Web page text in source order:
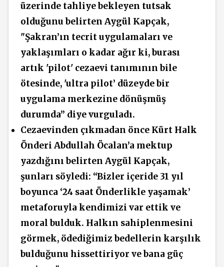
üzerinde tahliye bekleyen tutsak
olduğunu belirten Aygül Kapçak,
"Şakran’ın tecrit uygulamaları ve
yaklaşımları o kadar ağır ki,burası
artık 'pilot' cezaevi tanımının bile
ötesinde, 'ultra pilot’ düzeyde bir
uygulama merkezine dönüşmüş
durumda” diye vurguladı.
Cezaevinden çıkmadan önce Kürt Halk
Önderi Abdullah Öcalan’a mektup
yazdığını belirten Aygül Kapçak,
şunları söyledi: “Bizler içeride 31 yıl
boyunca ‘24 saat Önderlikle yaşamak’
metaforuyla kendimizi var ettik ve
moral bulduk. Halkın sahiplenmesini
görmek, ödediğimiz bedellerin karşılık
bulduğunu hissettiriyor ve bana güç